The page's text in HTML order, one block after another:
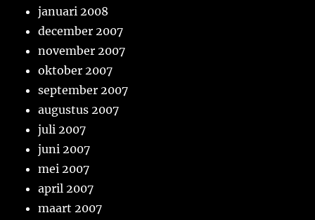
januari 2008
december 2007
november 2007
oktober 2007
september 2007
augustus 2007
juli 2007
juni 2007
mei 2007
april 2007
maart 2007